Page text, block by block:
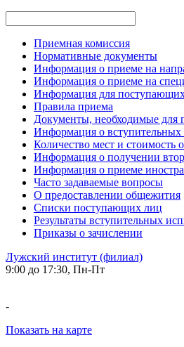
Приемная комиссия
Нормативные документы
Информация о приеме на
Информация о приеме на
Информация для
Правила приема
Документы, необходимые для
Информация о вступительных
Количество мест и стоимость
Информация о получении
Информация о приеме
Часто задаваемые вопросы
О предоставлении общежития
Списки поступающих лиц
Результаты вступительных
Приказы о зачислении
Лужский институт (филиал)
9:00 до 17:30, Пн-Пт
-
Показать на карте